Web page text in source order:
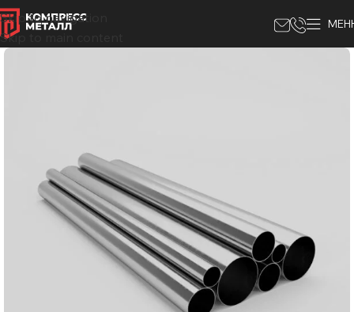
Skip to navigation
Skip to main content